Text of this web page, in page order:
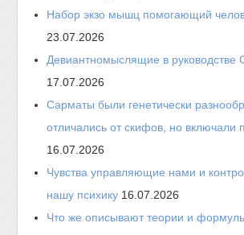
Набор экзо мышц помогающий
23.07.2026
Девиантномыслящие в
17.07.2026
Сарматы были генетически
отличались от скифов, но включали
16.07.2026
Чувства управляющие нами и
нашу психику 16.07.2026
Что же описывают теории и